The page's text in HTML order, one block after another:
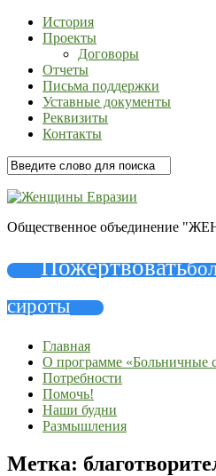
История
Проекты
Договоры
Отчеты
Письма поддержки
Уставные документы
Реквизиты
Контакты
Общественное объединение
Пожертвовать
сироты
Главная
О программе «Больничные
Потребности
Помочь!
Наши будни
Размышления
Метка: